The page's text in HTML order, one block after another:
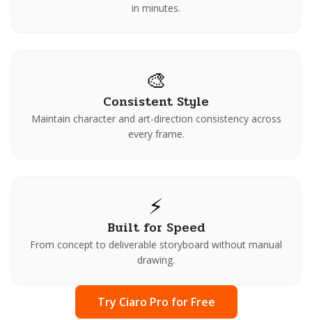
in minutes.
🎨
Consistent Style
Maintain character and art-direction consistency across
every frame.
⚡
Built for Speed
From concept to deliverable storyboard without manual
drawing.
Try Ciaro Pro for Free